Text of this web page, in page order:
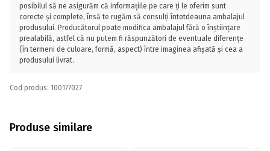
posibilul să ne asigurăm că informațiile pe care ți le oferim sunt
corecte și complete, însă te rugăm să consulți întotdeauna ambalajul
produsului. Producătorul poate modifica ambalajul fără o înștiințare
prealabilă, astfel că nu putem fi răspunzători de eventuale diferențe
(în termeni de culoare, formă, aspect) între imaginea afișată și cea a
produsului livrat.
Cod produs: 100177027
Produse similare